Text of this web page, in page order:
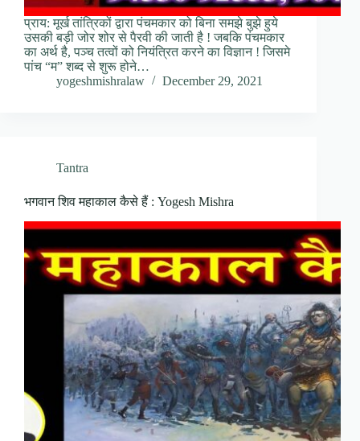
प्राय: मूर्ख तांत्रिकों द्वारा पंचमकार को बिना समझे बुझे हुये
उसकी बड़ी जोर शोर से पैरवी की जाती है ! जबकि पंचमकार
का अर्थ है, पञ्च तत्वों को नियंत्रित करने का विज्ञान ! जिसमे
पांच “म” शब्द से शुरू होने…
yogeshmishralaw
December 29, 2021
Tantra
भगवान शिव महाकाल कैसे हैं : Yogesh Mishra